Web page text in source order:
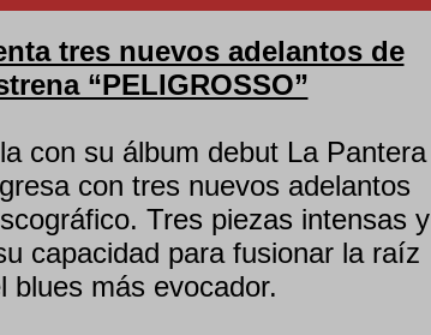
tres nuevos adelantos de
“PELIGROSSO”
con su álbum debut La Pantera
con tres nuevos adelantos
Tres piezas intensas y
capacidad para fusionar la raíz
blues más evocador.